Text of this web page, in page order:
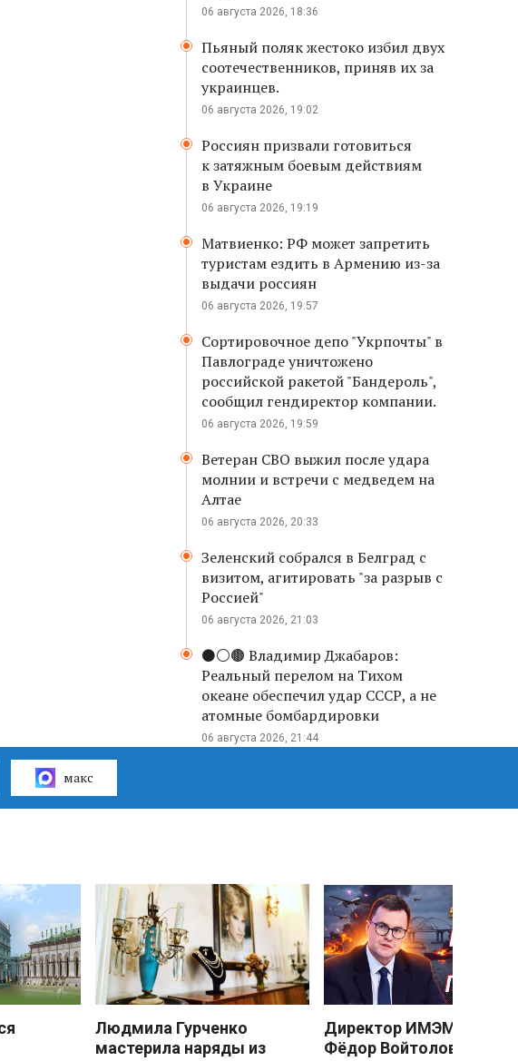
06 августа 2026, 18:36
Пьяный поляк жестоко избил двух
соотечественников, приняв их за
украинцев.
06 августа 2026, 19:02
Россиян призвали готовиться
к затяжным боевым действиям
в Украине
06 августа 2026, 19:19
Матвиенко: РФ может запретить
туристам ездить в Армению из-за
выдачи россиян
06 августа 2026, 19:57
Сортировочное депо "Укрпочты" в
Павлограде уничтожено
российской ракетой "Бандероль",
сообщил гендиректор компании.
06 августа 2026, 19:59
Ветеран СВО выжил после удара
молнии и встречи с медведем на
Алтае
06 августа 2026, 20:33
Зеленский собрался в Белград с
визитом, агитировать "за разрыв с
Россией"
06 августа 2026, 21:03
⚫️⚪️🟤 Владимир Джабаров:
Реальный перелом на Тихом
океане обеспечил удар СССР, а не
атомные бомбардировки
06 августа 2026, 21:44
макс
Людмила Гурченко
мастерила наряды из
Директор ИМЭМО РАН
Фёдор Войтоловский: